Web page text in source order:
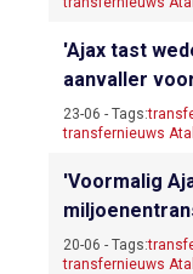
'Ajax tast
aanvaller
23-06 - Tags:
transfernieuws
'Voormalig
20-06 - Tags:
transfernieuws